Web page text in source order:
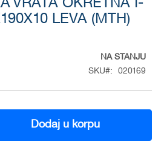
VRATA OKRETNA I-
LEVA (MTH)
NA STANJU
SKU
020169
Dodaj u korpu